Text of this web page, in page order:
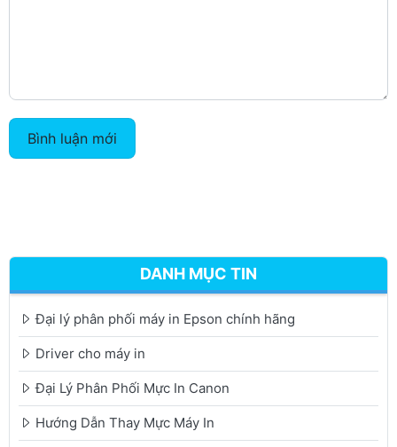
Bình luận mới
DANH MỤC TIN
Đại lý phân phối máy in Epson chính hãng
Driver cho máy in
Đại Lý Phân Phối Mực In Canon
Hướng Dẫn Thay Mực Máy In